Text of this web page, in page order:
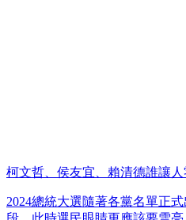
柯文哲、侯友宜、賴清德誰讓
2024總統大選隨著各黨名單正